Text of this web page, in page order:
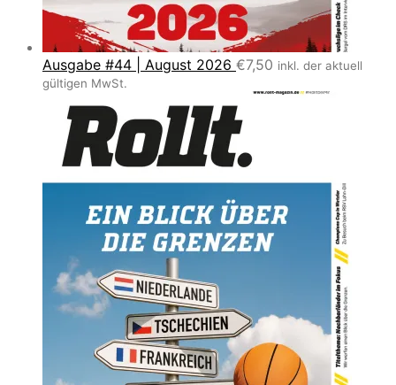
Ausgabe #44 | August 2026 €7,50 inkl. der aktuell
gültigen MwSt.